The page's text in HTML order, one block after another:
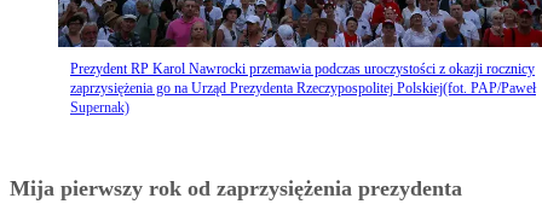
Prezydent RP Karol Nawrocki przemawia podczas uroczystości z okazji rocznicy
zaprzysiężenia go na Urząd Prezydenta Rzeczypospolitej Polskiej(fot. PAP/Paweł
Supernak)
Mija pierwszy rok od zaprzysiężenia prezydenta